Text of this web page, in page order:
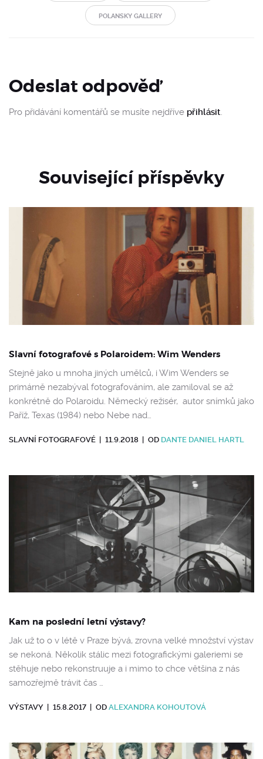
POLANSKY GALLERY
Odeslat odpověď
Pro přidávání komentářů se musíte nejdříve přihlásit.
Související příspěvky
Slavní fotografové s Polaroidem: Wim Wenders
Stejně jako u mnoha jiných umělců, i Wim Wenders se
primárně nezabýval fotografováním, ale zamiloval se až
konkrétně do Polaroidu. Německý režisér, autor snímků jako
Paříž, Texas (1984) nebo Nebe nad…
SLAVNÍ FOTOGRAFOVÉ | 11.9.2018 | OD DANTE DANIEL HARTL
Kam na poslední letní výstavy?
Jak už to o v létě v Praze bývá, zrovna velké množství výstav
se nekoná. Několik stálic mezi fotografickými galeriemi se
stěhuje nebo rekonstruuje a i mimo to chce většina z nás
samozřejmě trávit čas …
VÝSTAVY 15.8.2017 OD ALEXANDRA KOHOUTOVÁ